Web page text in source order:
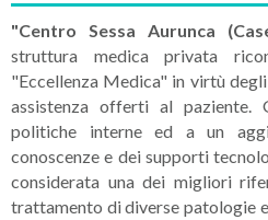
"Centro Sessa Aurunca
struttura medica privata
"Eccellenza Medica" in virtù
assistenza offerti al paziente.
politiche interne ed a un
conoscenze e dei supporti
considerata una dei migliori
trattamento di diverse patologie